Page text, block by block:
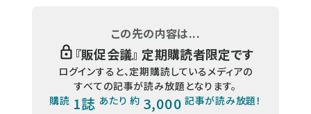
この先の内容は...
『販促会議』 定期購読者限定です
ログインすると、定期購読しているメディアの
すべての記事が読み放題となります。
購読 1誌 あたり 約 3,000 記事が読み放題！